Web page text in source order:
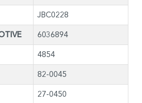
JBC0228
6036894
4854
82-0045
27-0450